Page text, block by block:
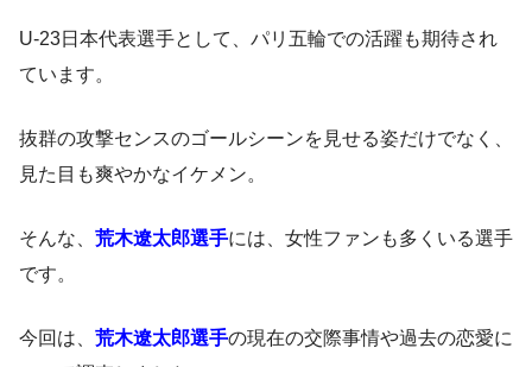
U-23日本代表選手として、パリ五輪での活躍も期待され
ています。
抜群の攻撃センスのゴールシーンを見せる姿だけでなく、
見た目も爽やかなイケメン。
そんな、 荒木遼太郎選手には、女性ファンも多くいる選手
です。
今回は、 荒木遼太郎選手の現在の交際事情や過去の恋愛に